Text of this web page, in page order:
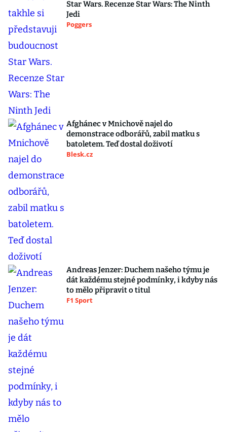
Star Wars. Recenze Star Wars: The Ninth
Jedi
Poggers
Afghánec v Mnichově najel do
demonstrace odborářů, zabil matku s
batoletem. Teď dostal doživotí
Blesk.cz
Andreas Jenzer: Duchem našeho týmu je
dát každému stejné podmínky, i kdyby nás
to mělo připravit o titul
F1 Sport